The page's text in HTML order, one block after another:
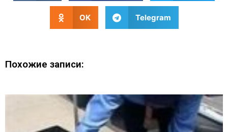
OK Telegram
Похожие записи: